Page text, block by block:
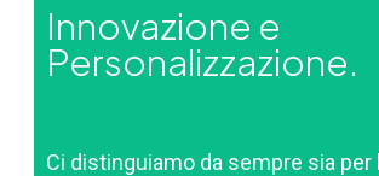
Innovazione e
Personalizzazione.
Ci distinguiamo da sempre sia per